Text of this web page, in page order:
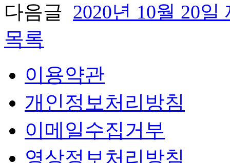
다음글 2020년 10월 20
목록
이용약관
개인정보처리방침
이메일수집거부
영상정보처리방침